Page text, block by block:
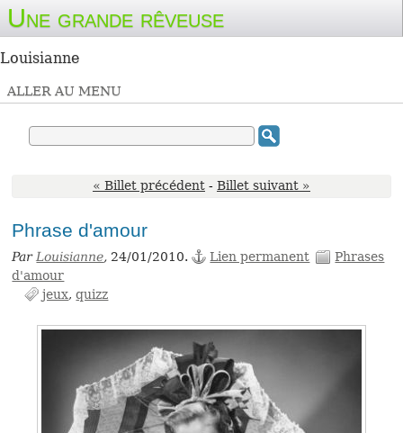
Une grande rêveuse
Louisianne
ALLER AU MENU
« Billet précédent - Billet suivant »
Phrase d'amour
ParLouisianne, 24/01/2010. Lien permanent
Phrases
d'amour
jeux quizz